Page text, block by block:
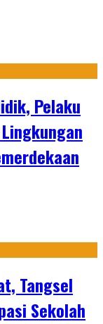
Pelaku
Tangsel
Sekolah